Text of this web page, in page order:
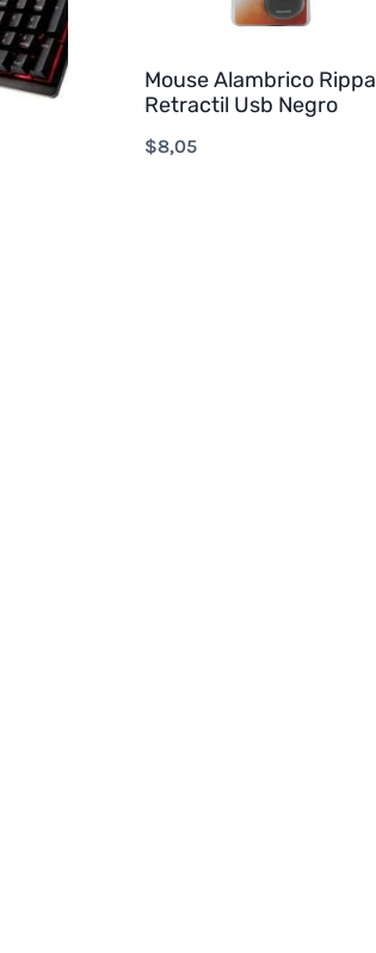
Mouse Alambrico Rippa
Retractil Usb Negro
$8,05